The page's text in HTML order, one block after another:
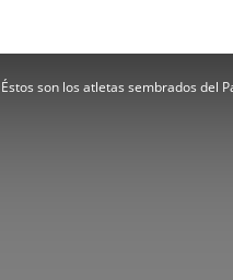
Éstos son los atletas sembrados del